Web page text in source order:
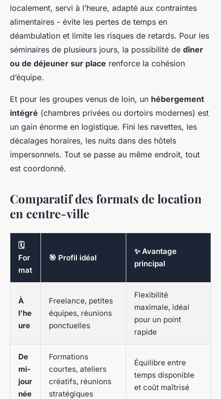
localement, servi à l’heure, adapté aux contraintes
alimentaires - évite les pertes de temps en
déambulation et limite les risques de retards. Pour les
séminaires de plusieurs jours, la possibilité de dîner
ou de déjeuner sur place renforce la cohésion
d’équipe.
Et pour les groupes venus de loin, un hébergement
intégré (chambres privées ou dortoirs modernes) est
un gain énorme en logistique. Fini les navettes, les
décalages horaires, les nuits dans des hôtels
impersonnels. Tout se passe au même endroit, tout
est coordonné.
Comparatif des formats de location
en centre-ville
🗓️
For
mat
🎯 Profil idéal
✨ Avantage
principal
À
l’he
ure
Freelance, petites
équipes, réunions
ponctuelles
Flexibilité
maximale, idéal
pour un point
rapide
De
mi-
jour
née
Formations
courtes, ateliers
créatifs, réunions
stratégiques
Équilibre entre
temps disponible
et coût maîtrisé